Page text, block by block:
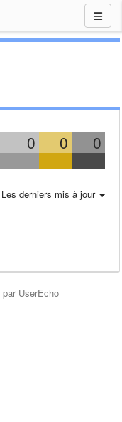
0 0 0
Les derniers mis à jour
par UserEcho